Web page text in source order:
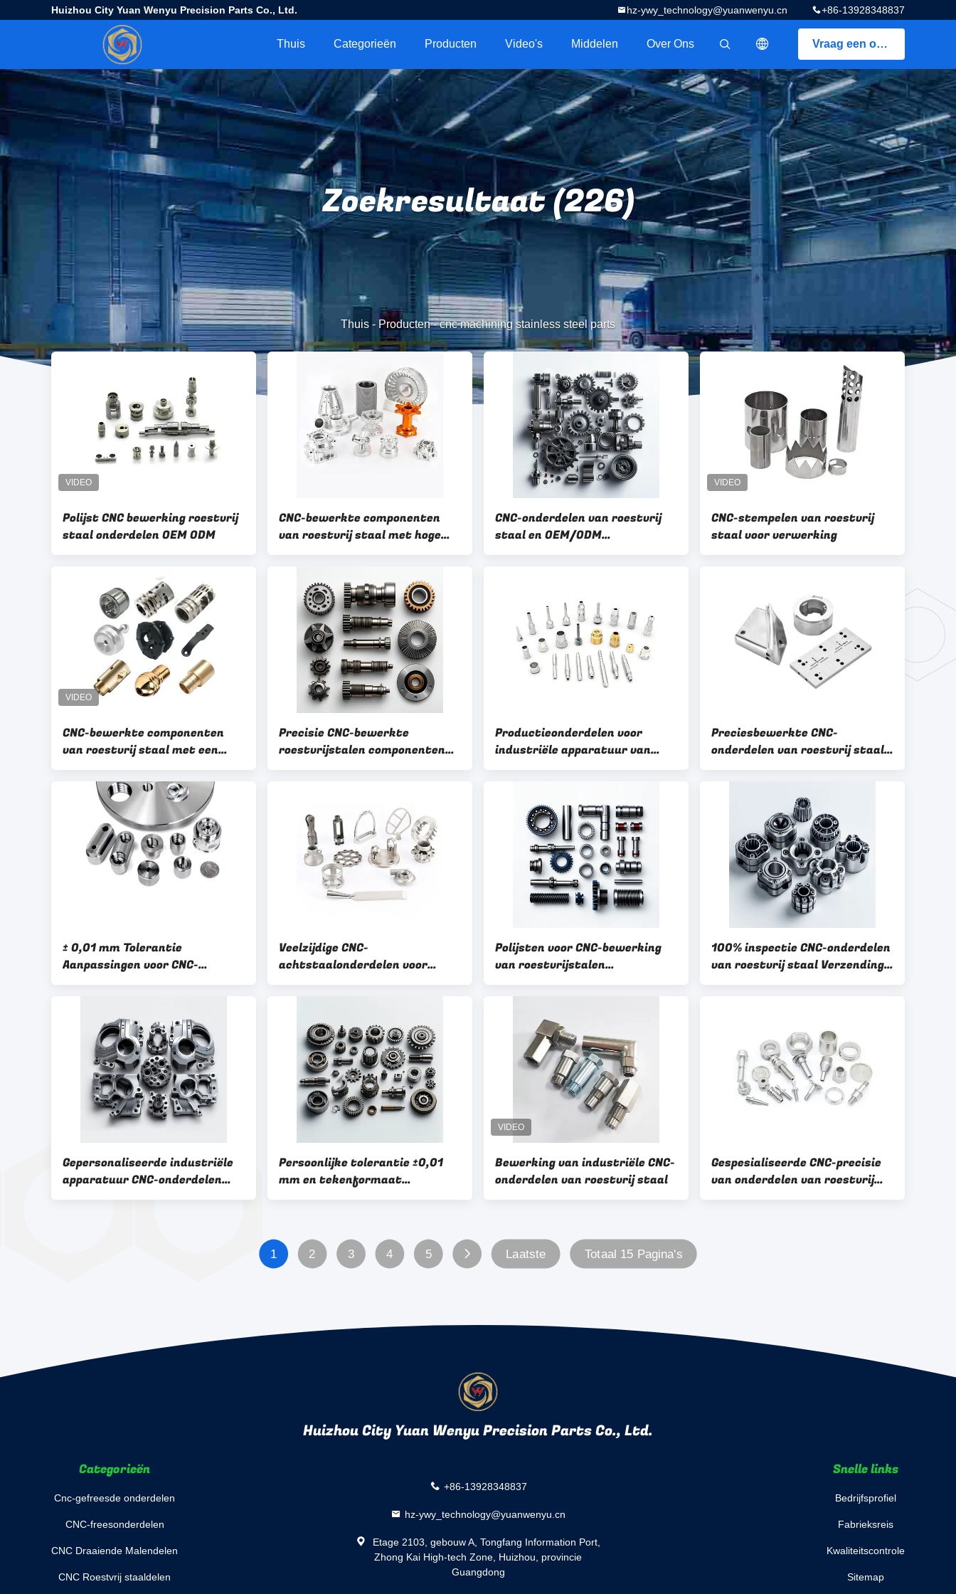
Huizhou City Yuan Wenyu Precision Parts Co., Ltd. +86-13928348837
hz-ywy_technology@yuanwenyu.cn
Vraag een offerte aan
描述
Thuis Categorieën Producten Video's Middelen Over Ons
Zoekresultaat (226)
Thuis - Producten-cnc machining stainless steel parts
Polijst CNC bewerking roestvrij
staal onderdelen OEM ODM
CNC-bewerkte componenten
van roestvrij staal met hoge
precisie met tekenformaat
±0,01 mm
CNC-onderdelen van roestvrij
staal en OEM/ODM
aanvaardbaar tekenformaat
bewerking
CNC-stempelen van roestvrij
staal voor verwerking
CNC-bewerkte componenten
van roestvrij staal met een
tolerantie van ±0,01 mm
Precisie CNC-bewerkte
roestvrijstalen componenten
met gepolijst oppervlak
Productieonderdelen voor
industriële apparatuur van
roestvrij staal, met bewerking
Preciesbewerkte CNC-
onderdelen van roestvrij staal
met hoge prestaties voor
± 0,01 mm Tolerantie
Aanpassingen voor CNC-
onderdelen van roestvrij staal
precisiebewerking
Veelzijdige CNC-
achtstaalonderdelen voor
industrieel en commercieel
Polijsten voor CNC-bewerking
van roestvrijstalen
componenten die hoge
garanderen
100% inspectie CNC-onderdelen
van roestvrij staal Verzending
per zee/lucht/express voor
Gepersonaliseerde industriële
apparatuur CNC-onderdelen
van roestvrij staal met hoge
Persoonlijke tolerantie ±0,01
mm en tekenformaat
PDF/DWG/IGS/STP CNC-
Bewerking van industriële CNC-
onderdelen van roestvrij staal
Gespesialiseerde CNC-precisie
van onderdelen van roestvrij
staal voor op maat gemaakte
1 2 3 4 5 Laatste Totaal 15 Pagina's
Huizhou City Yuan Wenyu Precision Parts Co., Ltd.
Categorieën
Cnc-gefreesde onderdelen
CNC-freesonderdelen
CNC Draaiende Malendelen
CNC Roestvrij staaldelen
+86-13928348837
hz-ywy_technology@yuanwenyu.cn
Etage 2103, gebouw A, Tongfang Information Port,
Zhong Kai High-tech Zone, Huizhou, provincie
Guangdong
Snelle links
Bedrijfsprofiel
Fabrieksreis
Kwaliteitscontrole
Sitemap